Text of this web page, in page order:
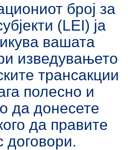
број за
(LEI) ja
вашата
изведувањето
трансакции
полесно и
да донесете
да правите
договори.